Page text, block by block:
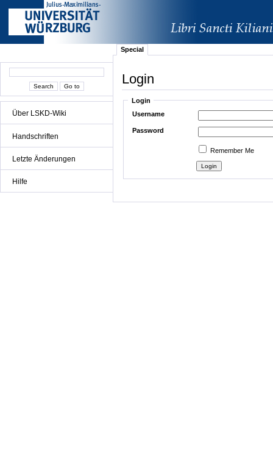
Über LSKD-Wiki
Handschriften
Letzte Änderungen
Hilfe
Special
Login
Login
Username
Password
Remember Me